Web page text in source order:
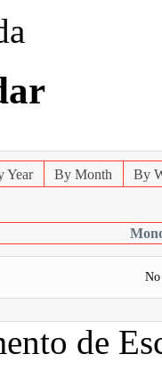
Year By Month By
No
de